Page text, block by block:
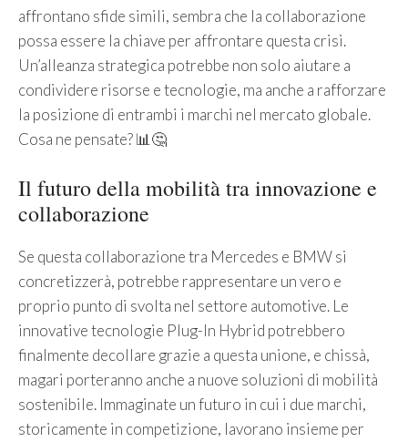
affrontano sfide simili, sembra che la collaborazione
possa essere la chiave per affrontare questa crisi.
Un’alleanza strategica potrebbe non solo aiutare a
condividere risorse e tecnologie, ma anche a rafforzare
la posizione di entrambi i marchi nel mercato globale.
Cosa ne pensate? 📊🤔
Il futuro della mobilità tra innovazione e
collaborazione
Se questa collaborazione tra Mercedes e BMW si
concretizzerà, potrebbe rappresentare un vero e
proprio punto di svolta nel settore automotive. Le
innovative tecnologie Plug-In Hybrid potrebbero
finalmente decollare grazie a questa unione, e chissà,
magari porteranno anche a nuove soluzioni di mobilità
sostenibile. Immaginate un futuro in cui i due marchi,
storicamente in competizione, lavorano insieme per